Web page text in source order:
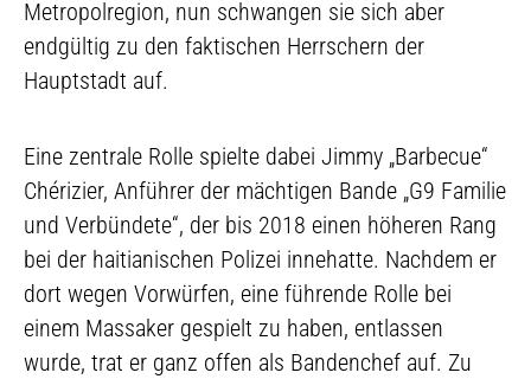
Metropolregion, nun schwangen sie sich aber
endgültig zu den faktischen Herrschern der
Hauptstadt auf.
Eine zentrale Rolle spielte dabei Jimmy „Barbecue“
Chérizier, Anführer der mächtigen Bande „G9 Familie
und Verbündete“, der bis 2018 einen höheren Rang
bei der haitianischen Polizei innehatte. Nachdem er
dort wegen Vorwürfen, eine führende Rolle bei
einem Massaker gespielt zu haben, entlassen
wurde, trat er ganz offen als Bandenchef auf. Zu